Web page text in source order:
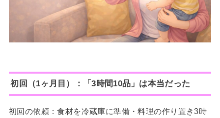
初回（1ヶ月目）：「3時間10品」は本当だった
初回の依頼：食材を冷蔵庫に準備・料理の作り置き3時